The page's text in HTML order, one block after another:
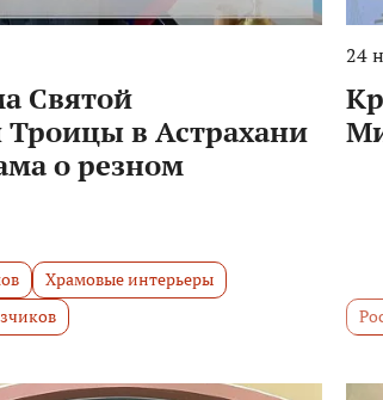
Святой
в Астрахани
о резном
Храмовые интерьеры
24